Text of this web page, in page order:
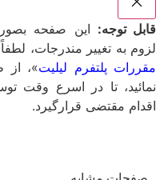
قابل توجه: این صفحه
لزوم به تغییر مندرجات،
مقررات پلتفرم لیلیت»،
نمائید، تا در اسرع وقت
اقدام مقتضی قرارگیرد.